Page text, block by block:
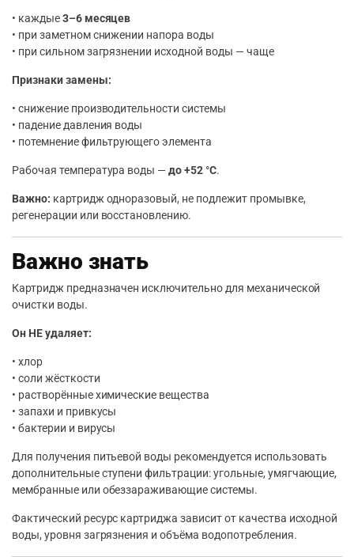
• каждые3–6 месяцев
• при заметном снижении напора воды
• при сильном загрязнении исходной воды — чаще
Признаки замены:
• снижение производительности системы
• падение давления воды
• потемнение фильтрующего элемента
Рабочая температура воды —до +52 °C.
Важно: картридж одноразовый, не подлежит промывке,
регенерации или восстановлению.
Важно знать
Картридж предназначен исключительно для механической
очистки воды.
Он НЕ удаляет:
• хлор
• соли жёсткости
• растворённые химические вещества
• запахи и привкусы
• бактерии и вирусы
Для получения питьевой воды рекомендуется использовать
дополнительные ступени фильтрации: угольные, умягчающие,
мембранные или обеззараживающие системы.
Фактический ресурс картриджа зависит от качества исходной
воды, уровня загрязнения и объёма водопотребления.